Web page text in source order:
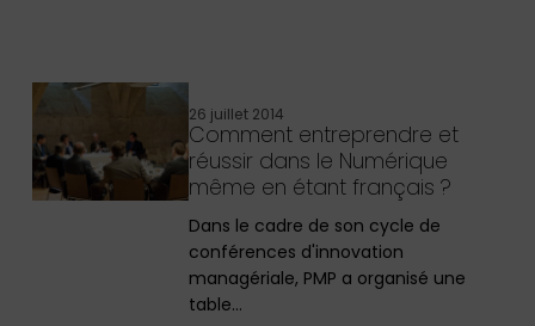
26 juillet 2014
Comment entreprendre et
réussir dans le Numérique
même en étant français ?
Dans le cadre de son cycle de
conférences d'innovation
managériale, PMP a organisé une
table…